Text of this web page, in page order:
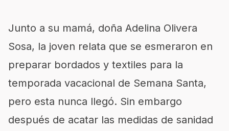
Junto a su mamá, doña Adelina Olivera
Sosa, la joven relata que se esmeraron en
preparar bordados y textiles para la
temporada vacacional de Semana Santa,
pero esta nunca llegó. Sin embargo
después de acatar las medidas de sanidad